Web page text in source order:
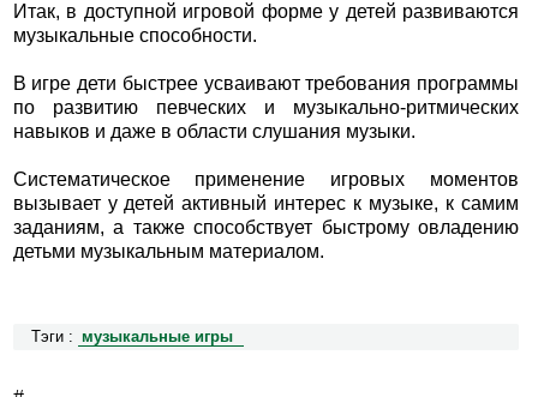
Итак, в доступной игровой форме у детей развиваются
музыкальные способности.
В игре дети быстрее усваивают требования программы
по развитию певческих и музыкально-ритмических
навыков и даже в области слушания музыки.
Систематическое применение игровых моментов
вызывает у детей активный интерес к музыке, к самим
заданиям, а также способствует быстрому овладению
детьми музыкальным материалом.
Тэги : музыкальные игры